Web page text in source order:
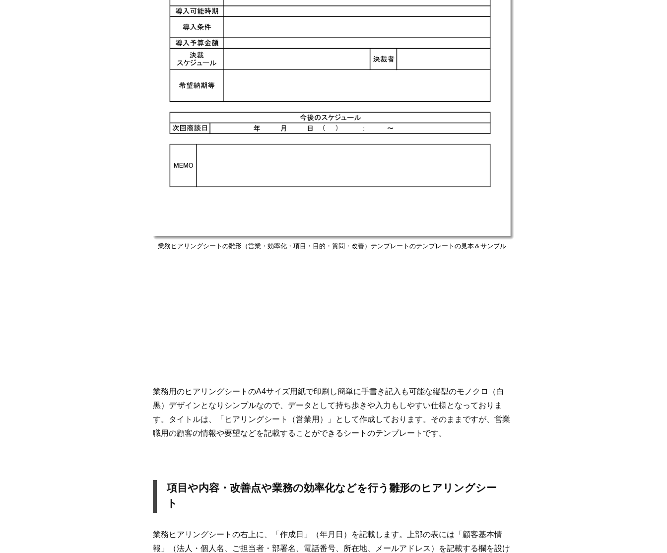
業務ヒアリングシートの雛形（営業・効率化・項目・目的・質問・改善）テンプレートのテンプレートの見本＆サンプル
業務用のヒアリングシートのA4サイズ用紙で印刷し簡単に手書き記入も可能な縦型のモノクロ（白
黒）デザインとなりシンプルなので、データとして持ち歩きや入力もしやすい仕様となっておりま
す。タイトルは、「ヒアリングシート（営業用）」として作成しております。そのままですが、営業
職用の顧客の情報や要望などを記載することができるシートのテンプレートです。
項目や内容・改善点や業務の効率化などを行う雛形のヒアリングシー
ト
業務ヒアリングシートの右上に、「作成日」（年月日）を記載します。上部の表には「顧客基本情
報」（法人・個人名、ご担当者・部署名、電話番号、所在地、メールアドレス）を記載する欄を設け